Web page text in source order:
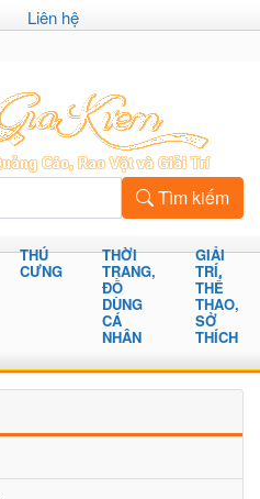
Liên hệ
Tìm kiếm
THÚ
CƯNG
THỜI
TRANG,
ĐỒ
DÙNG
CÁ
NHÂN
GIẢI
TRÍ,
THỂ
THAO,
SỞ
THÍCH